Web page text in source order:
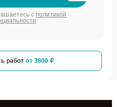
с политикой
работ от 3800 ₽